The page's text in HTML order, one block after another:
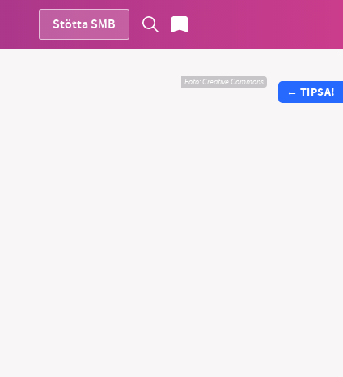
Stötta SMB
Foto: Creative Commons
← TIPSA!